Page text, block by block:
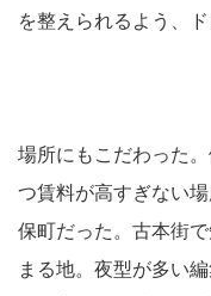
を整えられるよう、
場所にもこだわった
つ賃料が高すぎない
保町だった。古本街
まる地。夜型が多い